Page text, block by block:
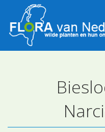
Plantensoorten